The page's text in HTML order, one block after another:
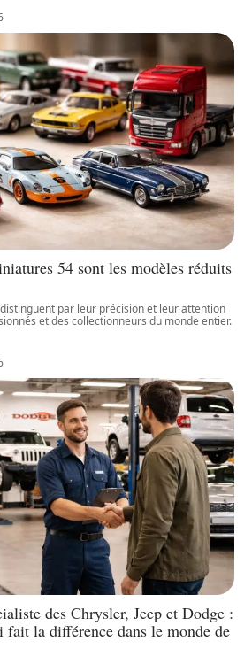
54 sont les modèles réduits
par leur précision et leur attention
et des collectionneurs du monde entier.
des Chrysler, Jeep et Dodge :
la différence dans le monde de